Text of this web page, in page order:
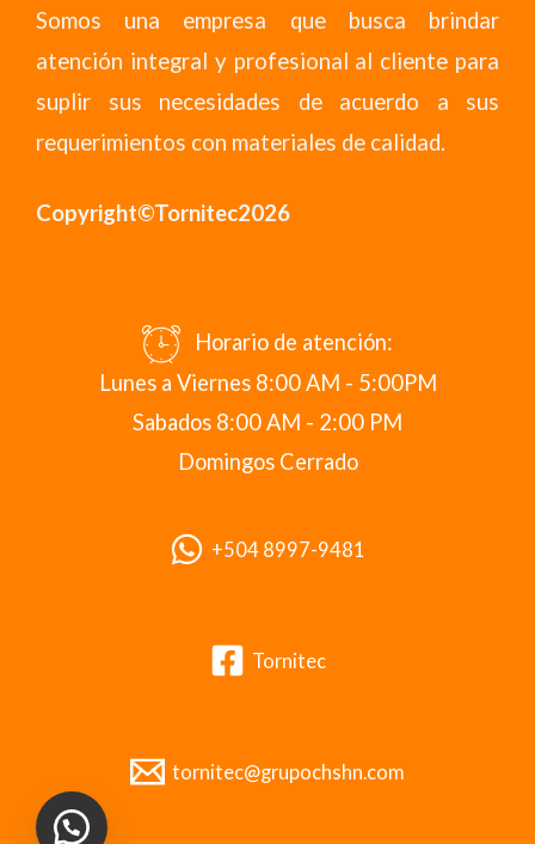
Somos una empresa que busca brindar
atención integral y profesional al cliente para
suplir sus necesidades de acuerdo a sus
requerimientos con materiales de calidad.
Copyright©Tornitec2026
Horario de atención:
Lunes a Viernes 8:00 AM - 5:00PM
Sabados 8:00 AM - 2:00 PM
Domingos Cerrado
+504 8997-9481
Tornitec
tornitec@grupochshn.com